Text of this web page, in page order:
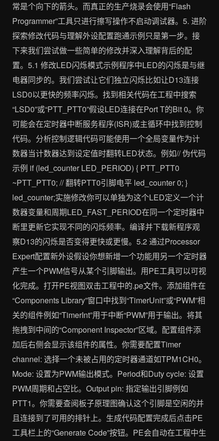
常是个向下的箭头。而真正的生产烧录会使用“Flash
Programmer”工具只进行擦写操作不启动调试器。5. 进阶
探索修改代码与理解外设配置跑通示例只是第一步。接
下来我们尝试做一些简单的修改并深入理解背后的配
置。5.1 修改LED闪烁模式示例程序中LED的闪烁是与继
电器同步的。我们尝试让它们独立闪烁比如让D13连接
LSD0以更快的频率闪烁。找到相关代码在工程中搜索
“LSD0”或“PTT_PTT0”假设LED连接在Port T的Bit 0。你
可能会在定时器中断服务程序(ISR)或主循环中找到控制
代码。分析控制逻辑代码可能使用一个全局变量作为计
数器当计数器达到设定值时翻转LED状态。例如// 伪代码
示例 if (led_counter LED_PERIOD) { PTT_PTT0
~PTT_PTT0; // 翻转PTT0引脚电平 led_counter 0; }
led_counter;实施修改你可以单独为这个LED定义一个计
数器变量和周期LED_FAST_PERIOD在同一个定时器中
断里更新它实现不同的闪烁频率。编译并下载新程序观
察D13的闪烁是否变得更快或更慢。5.2 通过Processor
Expert配置新外设假设你想新增一个功能用另一个定时器
产生一个PWM信号从某个引脚输出。用PE工具可以可视
化完成。打开PE视图双击工程中的.pe文件。添加组件在
“Components Library”窗口中找到“TimerUnit”或“PWM”相
关的组件例如“TimerInt”用于中断“PWM”用于输出。将其
拖拽到中间的“Component Inspector”区域。配置组件添
加后右侧会显示该组件的属性。你需要配置Timer
channel: 选择一个未被占用的定时器通道如TPM1CH0。
Mode: 设置为PWM输出模式。Period和Duty cycle: 设置
PWM周期和占空比。Output pin: 指定输出引脚例如
PTT1。你需要查阅板子原理图确认这个引脚是空闲的并
且连接到了可用的排针上。生成代码配置完成后点击PE
工具栏上的“Generate Code”按钮。PE会自动在工程中生